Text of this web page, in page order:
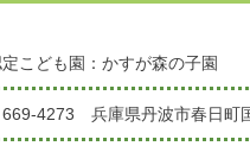
こども園：かすが森の子園
669-4273 兵庫県丹波市春日町